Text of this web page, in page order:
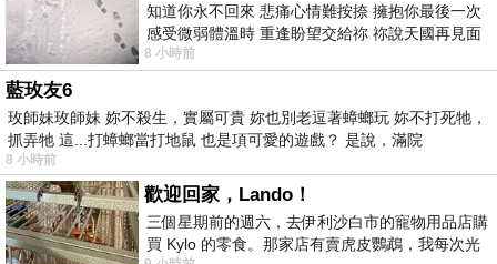
知道你永不回來 悲痛心情難按捺 擁抱你最後一次
感受微弱體溫時 重逢盼望交給祢 祢說天國再見面
此刻忍淚說別離 他日靈魂再
8 小時前
藍玫友6
玫師妹玫師妹 妳不殺生，實屬可貴 妳也別老逗著蟑螂玩 妳不打死牠，
抓弄牠 這...打蟑螂當打地鼠 也是項可愛的遊戲？ 是說，滿院
8 小時前
歡迎回家，Lando！
三個星期前的週六，去伊利沙白市的寵物用品店購
買 Kylo 的零食。那家店有賣虎皮鸚鵡，我每次光